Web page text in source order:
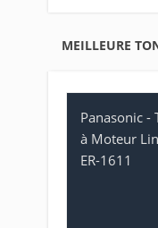
MEILLEURE
Panasonic -
à Moteur
ER-1611